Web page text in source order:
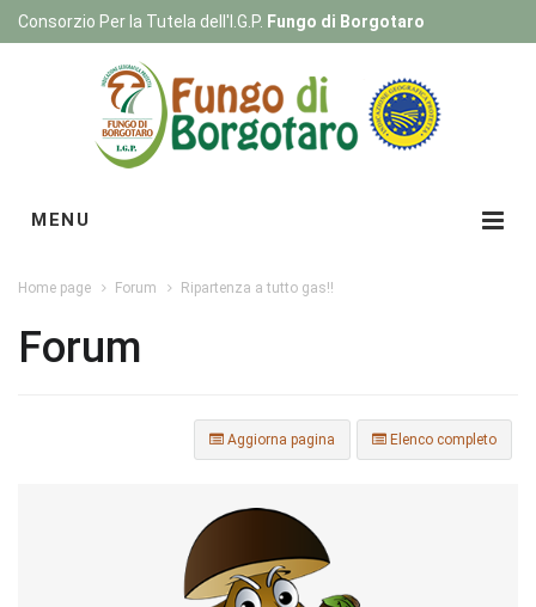
Consorzio Per la Tutela dell'I.G.P. Fungo di Borgotaro
MENU
Home page Forum Ripartenza a tutto gas!!
Forum
Elenco completo
Aggiorna pagina